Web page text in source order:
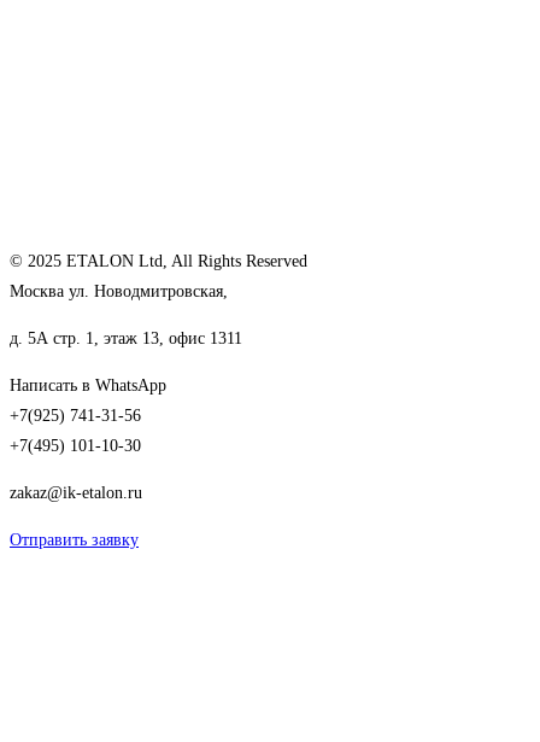
© 2025 ETALON Ltd, All Rights Reserved
Москва ул. Новодмитровская,
д. 5А стр. 1, этаж 13, офис 1311
Написать в WhatsApp
+7(925) 741-31-56
+7(495) 101-10-30
zakaz@ik-etalon.ru
Отправить заявку